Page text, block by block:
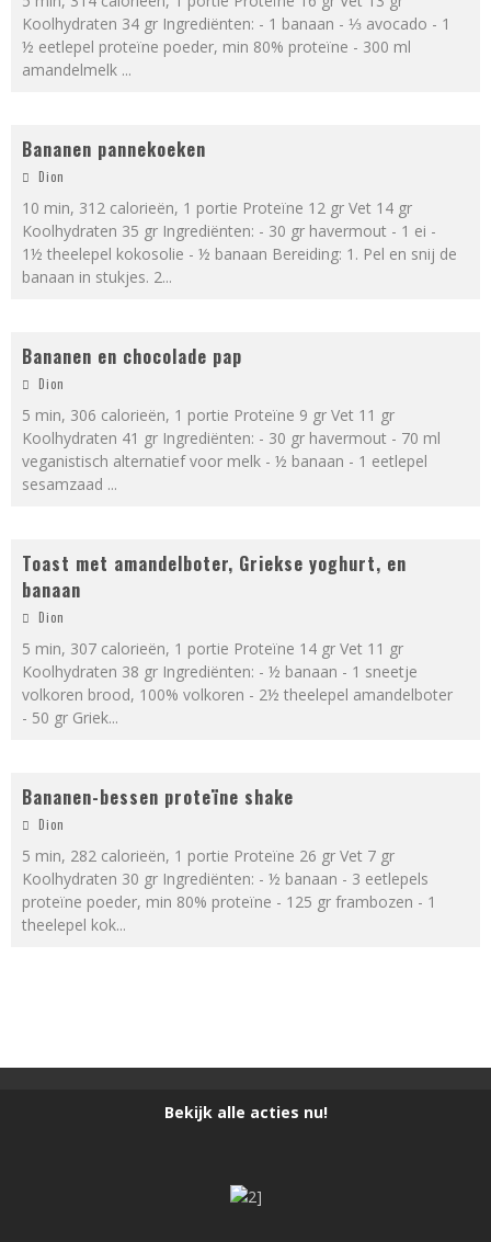
Koolhydraten 34 gr Ingrediënten: - 1 banaan - ⅓ avocado - 1
½ eetlepel proteïne poeder, min 80% proteïne - 300 ml
amandelmelk ...
Bananen pannekoeken
Dion
10 min, 312 calorieën, 1 portie Proteïne 12 gr Vet 14 gr
Koolhydraten 35 gr Ingrediënten: - 30 gr havermout - 1 ei -
1½ theelepel kokosolie - ½ banaan Bereiding: 1. Pel en snij de
banaan in stukjes. 2...
Bananen en chocolade pap
Dion
5 min, 306 calorieën, 1 portie Proteïne 9 gr Vet 11 gr
Koolhydraten 41 gr Ingrediënten: - 30 gr havermout - 70 ml
veganistisch alternatief voor melk - ½ banaan - 1 eetlepel
sesamzaad ...
Toast met amandelboter, Griekse yoghurt, en
banaan
Dion
5 min, 307 calorieën, 1 portie Proteïne 14 gr Vet 11 gr
Koolhydraten 38 gr Ingrediënten: - ½ banaan - 1 sneetje
volkoren brood, 100% volkoren - 2½ theelepel amandelboter
- 50 gr Griek...
Bananen-bessen proteïne shake
Dion
5 min, 282 calorieën, 1 portie Proteïne 26 gr Vet 7 gr
Koolhydraten 30 gr Ingrediënten: - ½ banaan - 3 eetlepels
proteïne poeder, min 80% proteïne - 125 gr frambozen - 1
theelepel kok...
Bekijk alle acties nu!